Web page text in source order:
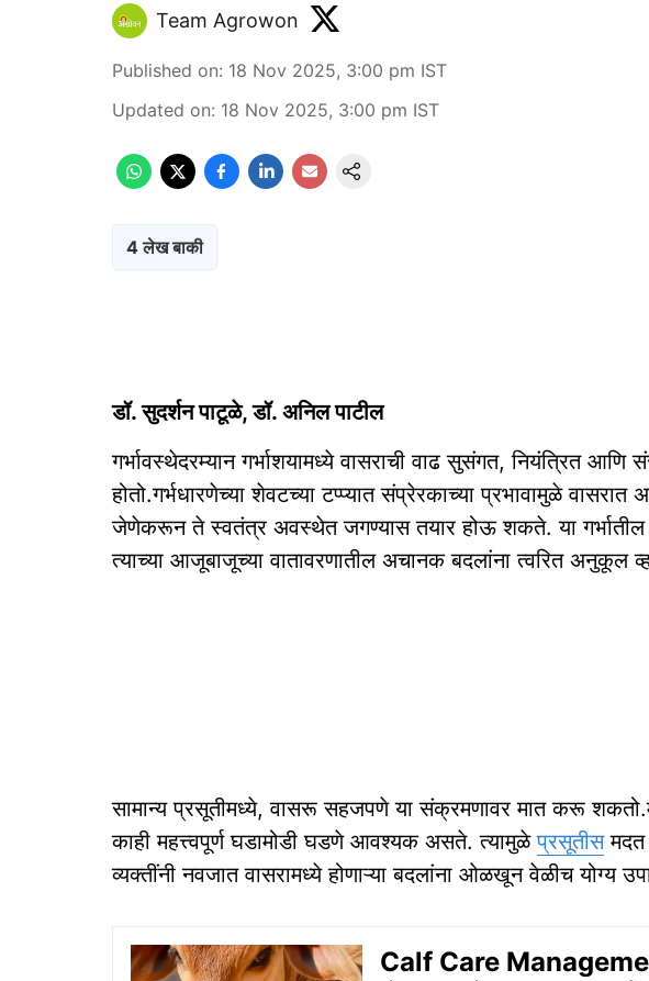
Team Agrowon
Published on: 18 Nov 2025, 3:00 pm IST
Updated on: 18 Nov 2025, 3:00 pm IST
4 लेख बाकी
डॉ. सुदर्शन पाटूळे, डॉ. अनिल पाटील
गर्भावस्थेदरम्यान गर्भाशयामध्ये वासराची वाढ सुसंगत, नियंत्रित आणि
होतो.गर्भधारणेच्या शेवटच्या टप्प्यात संप्रेरकाच्या प्रभावामुळे
जेणेकरून ते स्वतंत्र अवस्थेत जगण्यास तयार होऊ शकते. या गर्भातील
त्याच्या आजूबाजूच्या वातावरणातील अचानक बदलांना त्वरित अनुकूल
सामान्य प्रसूतीमध्ये, वासरू सहजपणे या संक्रमणावर मात करू
काही महत्त्वपूर्ण घडामोडी घडणे आवश्यक असते. त्यामुळेप्रसूतीसमदत
व्यक्तींनी नवजात वासरामध्ये होणाऱ्या बदलांना ओळखून वेळीच
Calf Care